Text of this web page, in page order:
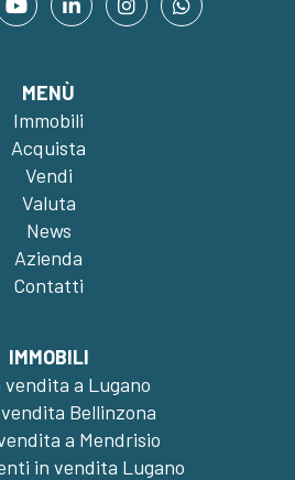
MENÙ
Immobili
Acquista
Vendi
Valuta
News
Azienda
Contatti
IMMOBILI
vendita a Lugano
Bellinzona
a Mendrisio
in vendita Lugano